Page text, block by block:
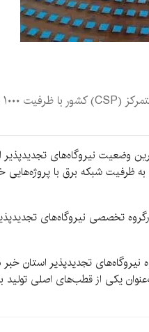
وضعیت نیروگاه‌های تجدیدپذیر
ظرفیت شبکه برق با پروژه‌هایی
تخصصی نیروگاه‌های
یکی از قطب‌های اصلی